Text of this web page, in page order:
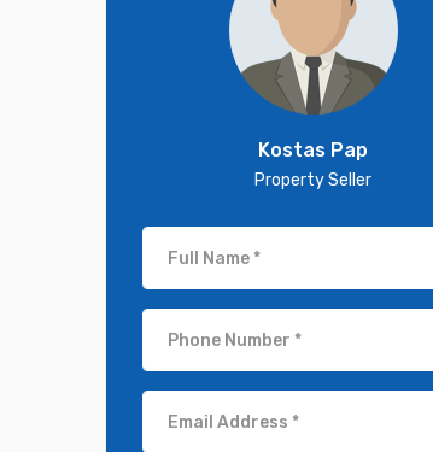
Kostas Pap
Property Seller